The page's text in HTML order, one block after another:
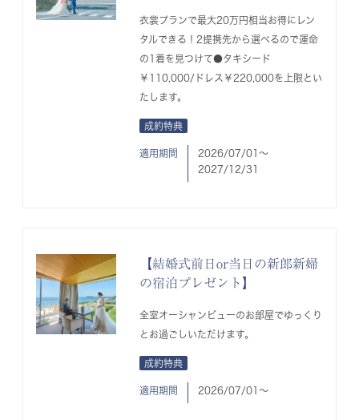
衣裳プランで最大20万円相当お得にレン
タルできる！2提携先から選べるので運命
の1着を見つけて●タキシード
￥110,000/ドレス￥220,000を上限とい
たします。
成約特典
適用期間
2026/07/01〜
2027/12/31
【結婚式前日or当日の新郎新婦
の宿泊プレゼント】
全室オーシャンビューのお部屋でゆっくり
とお過ごしいただけます。
成約特典
適用期間 2026/07/01〜